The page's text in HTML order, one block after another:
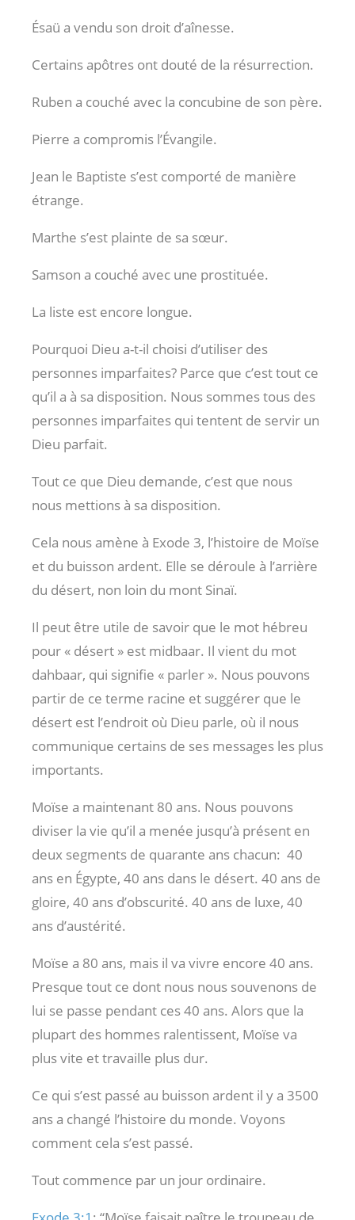
Ésaü a vendu son droit d’aînesse.
Certains apôtres ont douté de la résurrection.
Ruben a couché avec la concubine de son père.
Pierre a compromis l’Évangile.
Jean le Baptiste s’est comporté de manière
étrange.
Marthe s’est plainte de sa sœur.
Samson a couché avec une prostituée.
La liste est encore longue.
Pourquoi Dieu a-t-il choisi d’utiliser des
personnes imparfaites? Parce que c’est tout ce
qu’il a à sa disposition. Nous sommes tous des
personnes imparfaites qui tentent de servir un
Dieu parfait.
Tout ce que Dieu demande, c’est que nous
nous mettions à sa disposition.
Cela nous amène à Exode 3, l’histoire de Moïse
et du buisson ardent. Elle se déroule à l’arrière
du désert, non loin du mont Sinaï.
Il peut être utile de savoir que le mot hébreu
pour « désert » est midbaar. Il vient du mot
dahbaar, qui signifie « parler ». Nous pouvons
partir de ce terme racine et suggérer que le
désert est l’endroit où Dieu parle, où il nous
communique certains de ses messages les plus
importants.
Moïse a maintenant 80 ans. Nous pouvons
diviser la vie qu’il a menée jusqu’à présent en
deux segments de quarante ans chacun: 40
ans en Égypte, 40 ans dans le désert. 40 ans de
gloire, 40 ans d’obscurité. 40 ans de luxe, 40
ans d’austérité.
Moïse a 80 ans, mais il va vivre encore 40 ans.
Presque tout ce dont nous nous souvenons de
lui se passe pendant ces 40 ans. Alors que la
plupart des hommes ralentissent, Moïse va
plus vite et travaille plus dur.
Ce qui s’est passé au buisson ardent il y a 3500
ans a changé l’histoire du monde. Voyons
comment cela s’est passé.
Tout commence par un jour ordinaire.